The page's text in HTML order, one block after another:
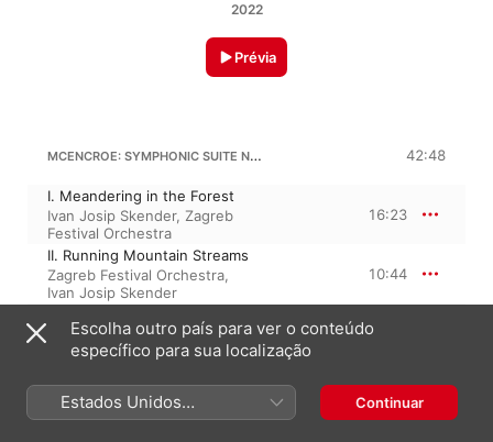
2022
Prévia
MCENCROE: SYMPHONIC SUITE NO. 3 "THE FOREST AND THE MOUNTAINS" 42:48
I. Meandering in the Forest
Ivan Josip Skender, Zagreb
Festival Orchestra
16:23
II. Running Mountain Streams
Zagreb Festival Orchestra,
Ivan Josip Skender
10:44
Wilderness
Zagreb Festival Orchestra ,
15:41
Escolha outro país para ver o conteúdo
específico para sua localização
Estados Unidos
(Português Brasil)
Continuar